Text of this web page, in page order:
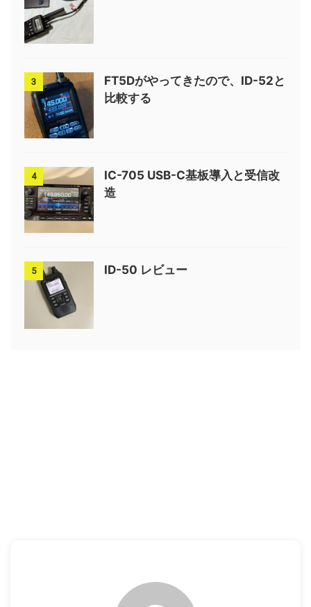
3
FT5Dがやってきたので、ID-52と
比較する
4
IC-705 USB-C基板導入と受信改
造
5 ID-50 レビュー